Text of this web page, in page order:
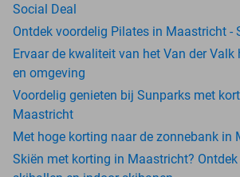
Social Deal
Ontdek voordelig Pilates in Maastricht -
Ervaar de kwaliteit van het Van der
en omgeving
Voordelig genieten bij Sunparks met
Maastricht
Met hoge korting naar de zonnebank in
Skiën met korting in Maastricht?